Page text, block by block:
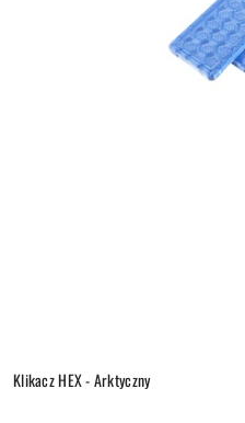
Klikacz HEX - Arktyczny